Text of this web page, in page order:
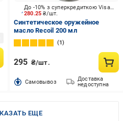
280.25₴/шт.
До -10% з суперкредиткою Visa Вигода
Синтетическое оружейное
масло Recoil 200 мл
1
295 ₴/шт.
Cамовывоз
Доставка
недоступна
ЕЩЕ